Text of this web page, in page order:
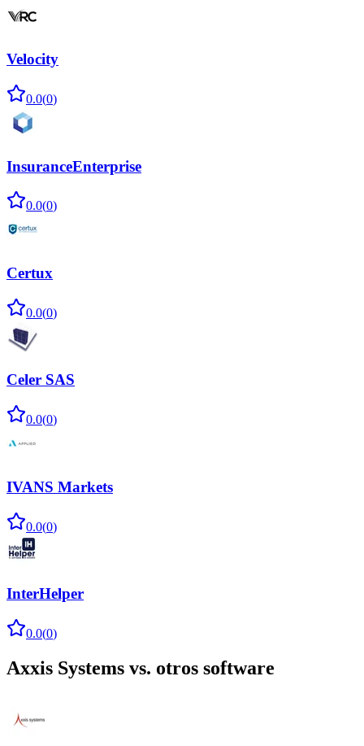
Velocity
0.0(0)
InsuranceEnterprise
0.0(0)
Certux
0.0(0)
Celer SAS
0.0(0)
IVANS Markets
0.0(0)
InterHelper
0.0(0)
Axxis Systems vs. otros software